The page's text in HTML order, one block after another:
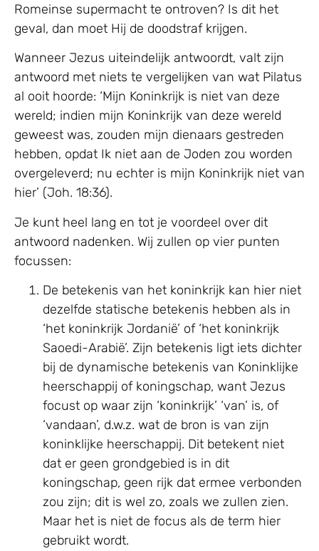
Romeinse supermacht te ontroven? Is dit het
geval, dan moet Hij de doodstraf krijgen.
Wanneer Jezus uiteindelijk antwoordt, valt zijn
antwoord met niets te vergelijken van wat Pilatus
al ooit hoorde: ‘Mijn Koninkrijk is niet van deze
wereld; indien mijn Koninkrijk van deze wereld
geweest was, zouden mijn dienaars gestreden
hebben, opdat Ik niet aan de Joden zou worden
overgeleverd; nu echter is mijn Koninkrijk niet van
hier’ (Joh. 18:36).
Je kunt heel lang en tot je voordeel over dit
antwoord nadenken. Wij zullen op vier punten
focussen:
De betekenis van het koninkrijk kan hier niet
dezelfde statische betekenis hebben als in
‘het koninkrijk Jordanië’ of ‘het koninkrijk
Saoedi-Arabië’. Zijn betekenis ligt iets dichter
bij de dynamische betekenis van Koninklijke
heerschappij of koningschap, want Jezus
focust op waar zijn ‘koninkrijk’ ‘van’ is, of
‘vandaan’, d.w.z. wat de bron is van zijn
koninklijke heerschappij. Dit betekent niet
dat er geen grondgebied is in dit
koningschap, geen rijk dat ermee verbonden
zou zijn; dit is wel zo, zoals we zullen zien.
Maar het is niet de focus als de term hier
gebruikt wordt.